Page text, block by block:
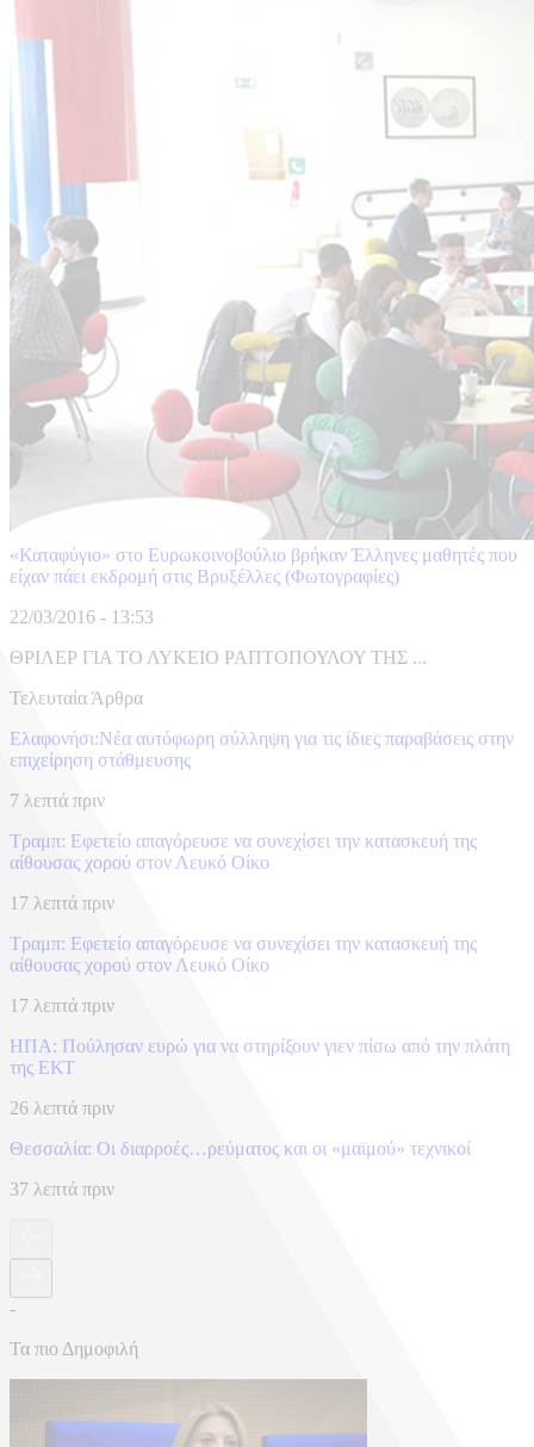
«Καταφύγιο» στο Ευρωκοινοβούλιο βρήκαν Έλληνες μαθητές που
είχαν πάει εκδρομή στις Βρυξέλλες (Φωτογραφίες)
22/03/2016 - 13:53
ΘΡΙΛΕΡ ΓΙΑ ΤΟ ΛΥΚΕΙΟ ΡΑΠΤΟΠΟΥΛΟΥ ΤΗΣ ...
Τελευταία Άρθρα
Ελαφονήσι:Νέα αυτόφωρη σύλληψη για τις ίδιες παραβάσεις στην
επιχείρηση στάθμευσης
7 λεπτά πριν
Τραμπ: Εφετείο απαγόρευσε να συνεχίσει την κατασκευή της
αίθουσας χορού στον Λευκό Οίκο
17 λεπτά πριν
Τραμπ: Εφετείο απαγόρευσε να συνεχίσει την κατασκευή της
αίθουσας χορού στον Λευκό Οίκο
17 λεπτά πριν
ΗΠΑ: Πούλησαν ευρώ για να στηρίξουν γιεν πίσω από την πλάτη
της ΕΚΤ
26 λεπτά πριν
Θεσσαλία: Οι διαρροές…ρεύματος και οι «μαϊμού» τεχνικοί
37 λεπτά πριν
-
Τα πιο Δημοφιλή